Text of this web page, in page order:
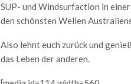
SUP- und Windsurfaction in einer
den schönsten Wellen
Also lehnt euch zurück und
das Leben der anderen.